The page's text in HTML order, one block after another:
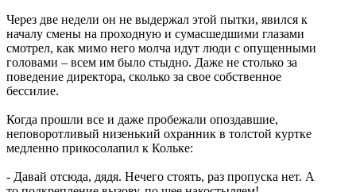
Через две недели он не выдержал этой пытки, явился к
началу смены на проходную и сумасшедшими глазами
смотрел, как мимо него молча идут люди с опущенными
головами – всем им было стыдно. Даже не столько за
поведение директора, сколько за свое собственное
бессилие.
Когда прошли все и даже пробежали опоздавшие,
неповоротливый низенький охранник в толстой куртке
медленно прикосолапил к Кольке:
- Давай отсюда, дядя. Нечего стоять, раз пропуска нет. А